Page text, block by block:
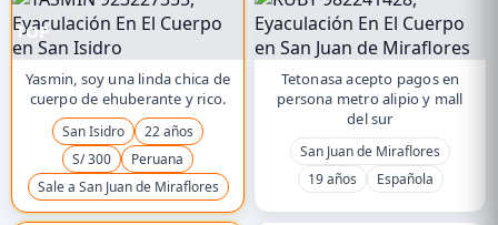
TOP
Yasmin, soy una linda chica de
cuerpo de ehuberante y rico.
San Isidro
22 años
S/ 300
Peruana
Sale a San Juan de Miraflores
Tetonasa acepto pagos en
persona metro alipio y mall
del sur
San Juan de Miraflores
19 años
Española